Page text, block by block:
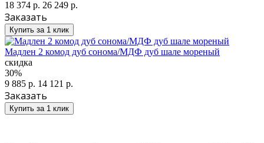
18 374 р. 26 249 р.
Заказать
Купить за 1 клик
Мадлен 2 комод дуб сонома/МДФ дуб шале мореный
скидка
30%
9 885 р. 14 121 р.
Заказать
Купить за 1 клик